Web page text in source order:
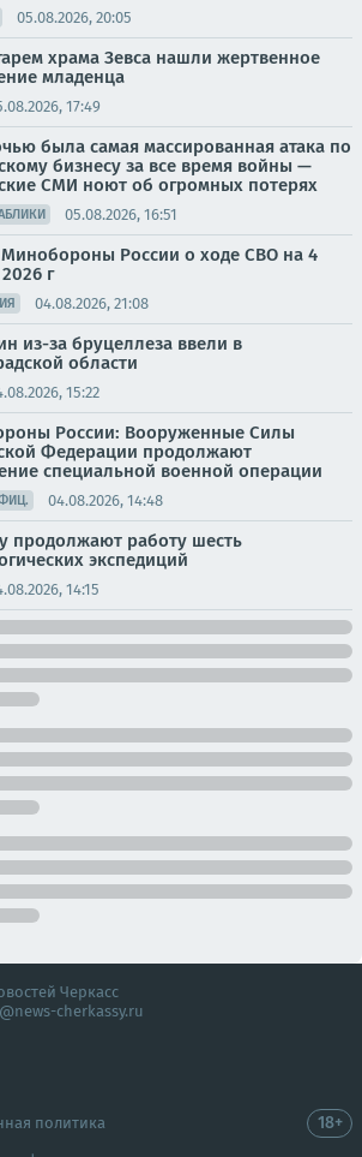
05.08.2026, 20:05
храма Зевса нашли жертвенное
младенца
17:49
была самая массированная атака по
бизнесу за все время войны —
СМИ ноют об огромных потерях
05.08.2026, 16:51
России о ходе СВО на 4
г
04.08.2026, 21:08
из-за бруцеллеза ввели в
области
15:22
России: Вооруженные Силы
Федерации продолжают
специальной военной операции
04.08.2026, 14:48
продолжают работу шесть
экспедиций
14:15
Черкасс
cherkassy.ru
политика 18+